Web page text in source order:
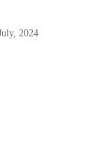
2024